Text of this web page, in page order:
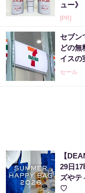
ュー》
[PR]
セブン
どの無
イスの
セール
【
29日
ズやテ
♡